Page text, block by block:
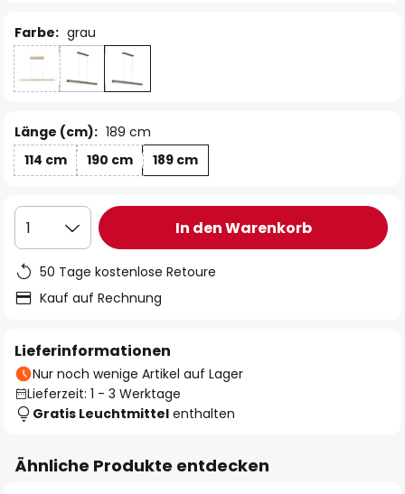
Farbe: grau
Länge (cm): 189 cm
114 cm
190 cm 189 cm
1 In den Warenkorb
50 Tage kostenlose Retoure
Kauf auf Rechnung
Lieferinformationen
Nur noch wenige Artikel auf Lager
Lieferzeit: 1 - 3 Werktage
Gratis Leuchtmittel enthalten
Ähnliche Produkte entdecken